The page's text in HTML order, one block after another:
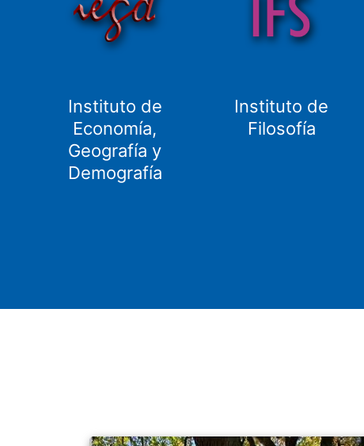
Instituto de
Economía,
Geografía y
Demografía
Instituto de
Filosofía